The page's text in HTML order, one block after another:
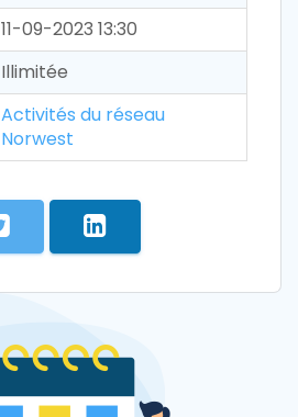
11-09-2023 13:30
Illimitée
Activités du réseau
Norwest